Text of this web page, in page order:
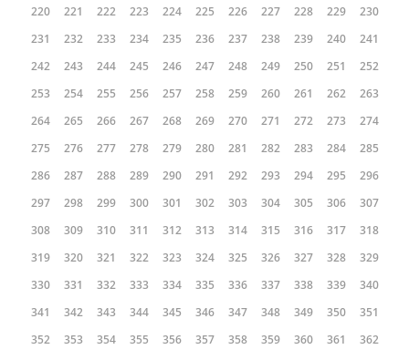
220
221 222 223 224 225 226 227 228 229
230
231
232 233 234 235 236 237 238 239 240
241
242
243 244 245 246 247 248 249 250 251
252
253
254 255 256 257 258 259 260 261 262
263
264
265 266 267 268 269 270 271 272 273
274
275
276 277 278 279 280 281 282 283 284
285
286
287 288 289 290 291 292 293 294 295
296
297
298 299 300 301 302 303 304 305 306
307
308
309 310 311 312 313 314 315 316 317
318
319
320 321 322 323 324 325 326 327 328
329
330
331 332 333 334 335 336 337 338 339
340
341
342 343 344 345 346 347 348 349 350
351
352
353 354 355 356 357 358 359 360 361
362